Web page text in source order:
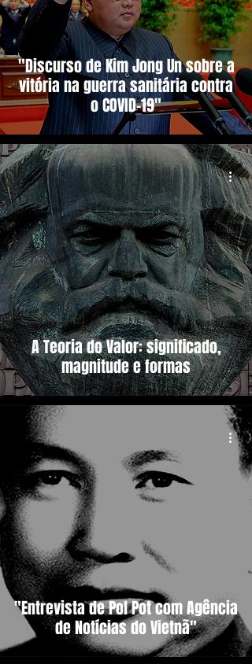
"Discurso de Kim Jong Un sobre a
vitória na guerra sanitária contra
o COVID-19"
A Teoria do Valor: significado,
magnitude e formas
"Entrevista de Pol Pot com Agência
de Notícias do Vietnã"